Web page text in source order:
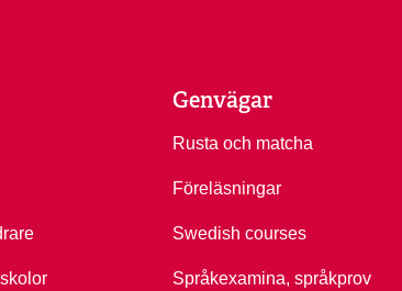
Genvägar
Rusta och matcha
Föreläsningar
Swedish courses
Språkexamina, språkprov